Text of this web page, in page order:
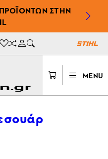
ΣΤΗΝ
MENU